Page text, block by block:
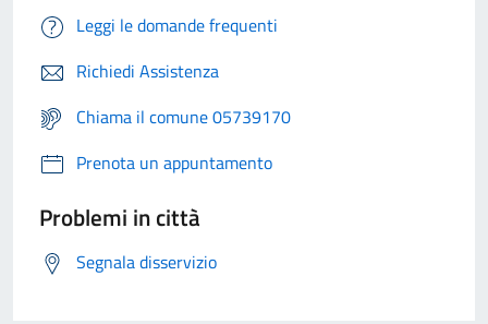
Leggi le domande frequenti
Richiedi Assistenza
Chiama il comune 05739170
Prenota un appuntamento
Problemi in città
Segnala disservizio